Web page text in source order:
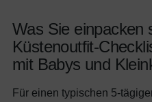
Was Sie einpacken
Küstenoutfit-
mit Babys und
Für einen typischen 5-